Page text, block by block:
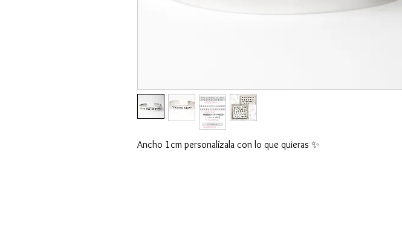
Ancho 1cm personalízala con lo que quieras ✨